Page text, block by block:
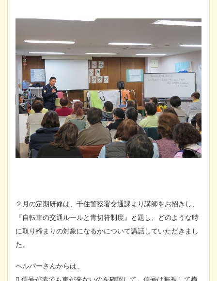
２月の定期研修は、千住警察署交通課より講師をお招きし、
『自転車の交通ルールと青切符制度』と題し、どのような時
に取り締まりの対象になるかについて講話していただきまし
た。
ヘルパーさんからは、